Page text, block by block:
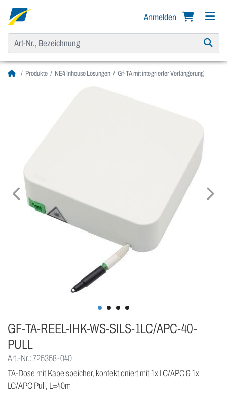
Anmelden
Produkte NE4 Inhouse Lösungen Gf-TA mit integrierter Verlängerung
GF-TA-REEL-IHK-WS-SILS-1LC/APC-40-
PULL
Art.-Nr.: 725358-040
TA-Dose mit Kabelspeicher, konfektioniert mit 1x LC/APC & 1x
LC/APC Pull, L=40m